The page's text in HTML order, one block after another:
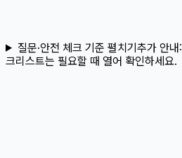
질문·안전 체크 기준 펼치기추가 안내:
크리스트는 필요할 때 열어 확인하세요.